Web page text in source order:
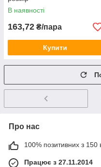
В наявності
163,72 ₴/пара
Купити
Про нас
100% позитивних з 150
Працює з 27.11.2014